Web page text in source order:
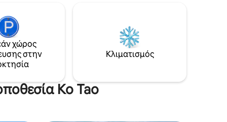
Η
λόφου,
ρεύμα
εξωτερικό χώρο και εκπληκτική θέα. Η
παραλία Surin απέχει μόλις 10 λεπτά με
τα πόδια από τη βίλα. Περιλαμβάνονται
πρωινό και μεταφορά από και προς το
χώρος
στην
Κλιματισμός
Ko Tao